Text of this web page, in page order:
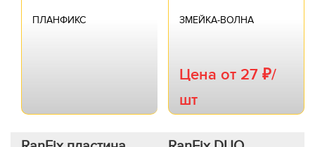
ПЛАНФИКС ЗМЕЙКА-ВОЛНА
Цена от 27 ₽/
шт